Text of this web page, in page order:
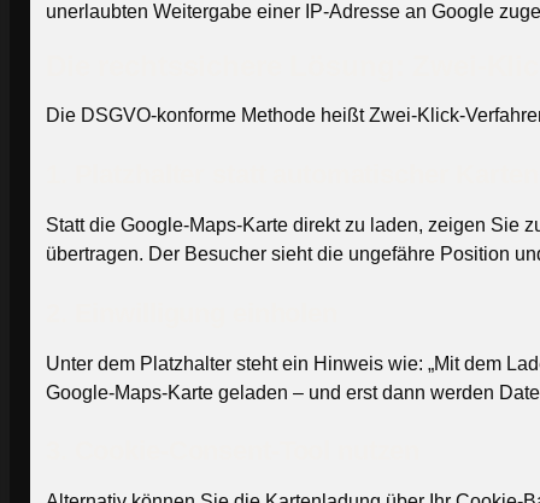
unerlaubten Weitergabe einer IP-Adresse an Google
Die DSGVO-konforme Methode heißt Zwei-Klick-
Statt die Google-Maps-Karte direkt zu laden, zeigen Sie
übertragen. Der Besucher sieht die ungefähre Position
Unter dem Platzhalter steht ein Hinweis wie: „Mit dem
Google-Maps-Karte geladen – und erst dann werden